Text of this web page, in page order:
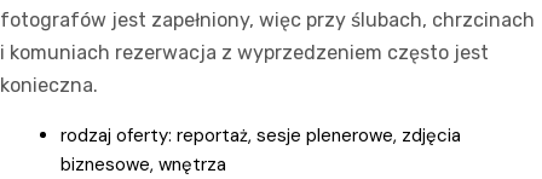
fotografów jest zapełniony, więc przy ślubach, chrzcinach
i komuniach rezerwacja z wyprzedzeniem często jest
konieczna.
rodzaj oferty: reportaż, sesje plenerowe, zdjęcia
biznesowe, wnętrza